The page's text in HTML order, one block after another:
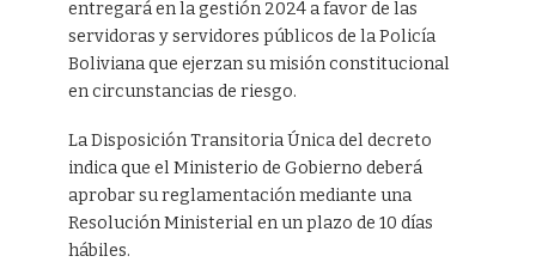
entregará en la gestión 2024 a favor de las
servidoras y servidores públicos de la Policía
Boliviana que ejerzan su misión constitucional
en circunstancias de riesgo.
La Disposición Transitoria Única del decreto
indica que el Ministerio de Gobierno deberá
aprobar su reglamentación mediante una
Resolución Ministerial en un plazo de 10 días
hábiles.